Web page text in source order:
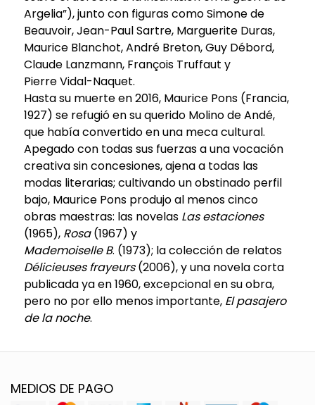
Argelia”), junto con figuras como Simone de
Beauvoir, Jean-Paul Sartre, Marguerite Duras,
Maurice Blanchot, André Breton, Guy Débord,
Claude Lanzmann, François Truffaut y
Pierre Vidal-Naquet.
Hasta su muerte en 2016, Maurice Pons (Francia,
1927) se refugió en su querido Molino de Andé,
que había convertido en una meca cultural.
Apegado con todas sus fuerzas a una vocación
creativa sin concesiones, ajena a todas las
modas literarias; cultivando un obstinado perfil
bajo, Maurice Pons produjo al menos cinco
obras maestras: las novelas Las estaciones
(1965), Rosa(1967) y
Mademoiselle B. (1973); la colección de relatos
Délicieuses frayeurs(2006), y una novela corta
publicada ya en 1960, excepcional en su obra,
pero no por ello menos importante, El pasajero
de la noche.
MEDIOS DE PAGO